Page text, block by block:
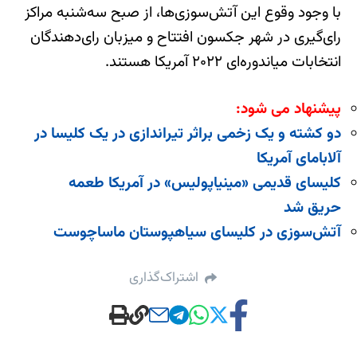
با وجود وقوع این آتش‌سوزی‌ها، از صبح سه‌شنبه مراکز
رای‌گیری در شهر جکسون افتتاح و میزبان رای‌دهندگان
انتخابات میاندوره‌ای ۲۰۲۲ آمریکا هستند.
پیشنهاد می شود:
دو کشته و یک زخمی براثر تیراندازی در یک کلیسا در
آلابامای آمریکا
کلیسای قدیمی «مینیاپولیس» در آمریکا طعمه
حریق شد
آتش‌سوزی در کلیسای سیاهپوستان ماساچوست
اشتراک‌گذاری